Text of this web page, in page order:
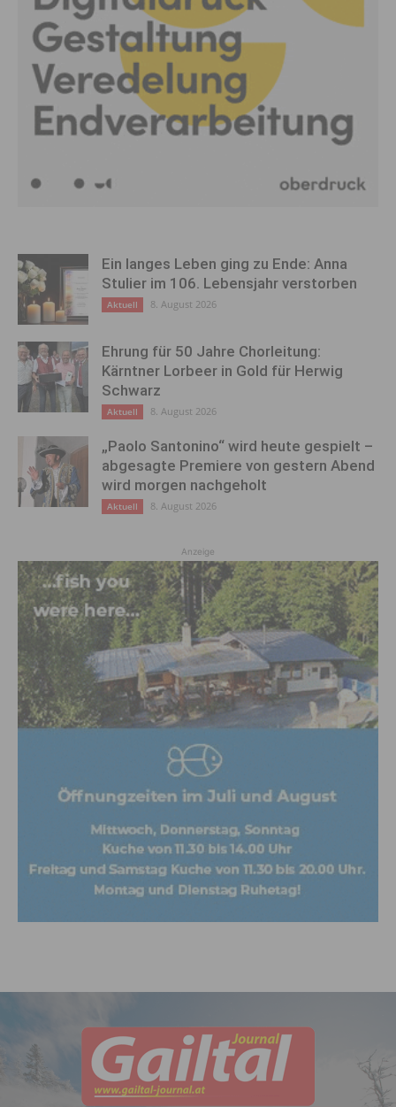
Ein langes Leben ging zu Ende: Anna
Stulier im 106. Lebensjahr verstorben
Aktuell 8. August 2026
Ehrung für 50 Jahre Chorleitung:
Kärntner Lorbeer in Gold für Herwig
Schwarz
Aktuell 8. August 2026
„Paolo Santonino“ wird heute gespielt –
abgesagte Premiere von gestern Abend
wird morgen nachgeholt
Aktuell 8. August 2026
Anzeige